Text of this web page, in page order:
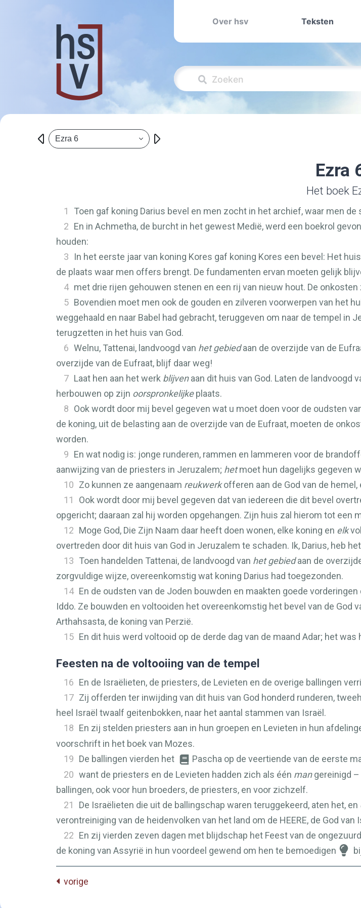
Over hsv Teksten
Ezra 6
Ezra
Het boek
1
Toen gaf koning Darius bevel en men zocht in het archief, waar men de
2 En in Achmetha, de burcht in het gewest Medië, werd een boekrol
houden:
3
In het eerste jaar van koning Kores gaf koning Kores een bevel: Het
de plaats waar men offers brengt. De fundamenten ervan moeten gelijk
4 met drie rijen gehouwen stenen en een rij van nieuw hout. De
5 Bovendien moet men ook de gouden en zilveren voorwerpen van het
weggehaald en naar Babel had gebracht, teruggeven om naar de tempel in
terugzetten in het huis van God.
6 Welnu, Tattenai, landvoogd van het gebiedaan de overzijde van de
overzijde van de Eufraat, blijf daar weg!
7 Laat hen aan het werk blijvenaan dit huis van God. Laten de landvoogd
herbouwen op zijn oorspronkelijkeplaats.
8 Ook wordt door mij bevel gegeven wat u moet doen voor de oudsten
de koning, uit de belasting aan de overzijde van de Eufraat, moeten de
worden.
9 En wat nodig is: jonge runderen, rammen en lammeren voor de
aanwijzing van de priesters in Jeruzalem; hetmoet hun dagelijks gegeven
10 Zo kunnen ze aangenaam reukwerkofferen aan de God van de
11
Ook wordt door mij bevel gegeven dat van iedereen die dit bevel
opgericht; daaraan zal hij worden opgehangen. Zijn huis zal hierom tot een
12 Moge God, Die Zijn Naam daar heeft doen wonen, elke koning en elk
overtreden door dit huis van God in Jeruzalem te schaden. Ik, Darius, heb
13 Toen handelden Tattenai, de landvoogd van het gebiedaan de
zorgvuldige wijze, overeenkomstig wat koning Darius had toegezonden.
14 En de oudsten van de Joden bouwden en maakten goede
Iddo. Ze bouwden en voltooiden het overeenkomstig het bevel van de God
Arthahsasta, de koning van Perzië.
15 En dit huis werd voltooid op de derde dag van de maand Adar; het
Feesten na de voltooiing van de tempel
16 En de Israëlieten, de priesters, de Levieten en de overige ballingen
17 Zij offerden ter inwijding van dit huis van God honderd runderen,
heel Israël twaalf geitenbokken, naar het aantal stammen van Israël.
18 En zij stelden priesters aan in hun groepen en Levieten in hun
voorschrift in het boek van Mozes.
19 De ballingen vierden het
Pascha op de veertiende van de eerste
20 want de priesters en de Levieten hadden zich als één mangereinigd –
ballingen, ook voor hun broeders, de priesters, en voor zichzelf.
21
De Israëlieten die uit de ballingschap waren teruggekeerd, aten het, en
verontreiniging van de heidenvolken van het land om de HEERE, de God van
22 En zij vierden zeven dagen met blijdschap het Feest van de
de koning van Assyrië in hun voordeel gewend om hen te bemoedigen
vorige